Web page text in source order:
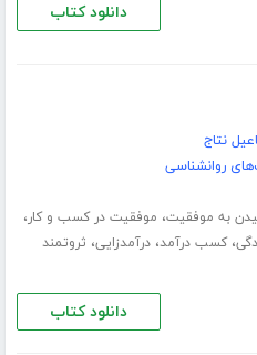
دانلود کتاب
نتاج
روانشناسی
به موفقیت، موفقیت در کسب و کار،
،کسب درآمد،درآمدزایی، ثروتمند
دانلود کتاب